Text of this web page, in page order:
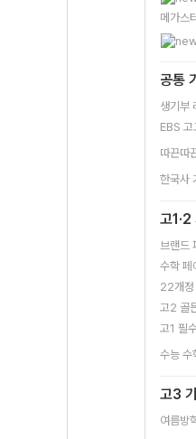
메가스
공통
생기부
EBS 고
따끈따
한국사
고1·2
브랜드
수학 페
22개정
고2 골
고1 필
수능 수
고3
여름방